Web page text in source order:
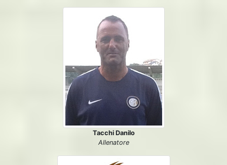
Tacchi Danilo
Allenatore